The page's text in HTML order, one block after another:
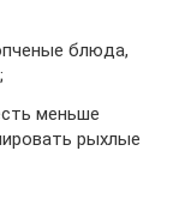
блюда,
меньше
рыхлые